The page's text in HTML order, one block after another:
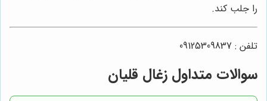
را جلب کند.
تلفن : 09125309837
سوالات متداول زغال قلیان